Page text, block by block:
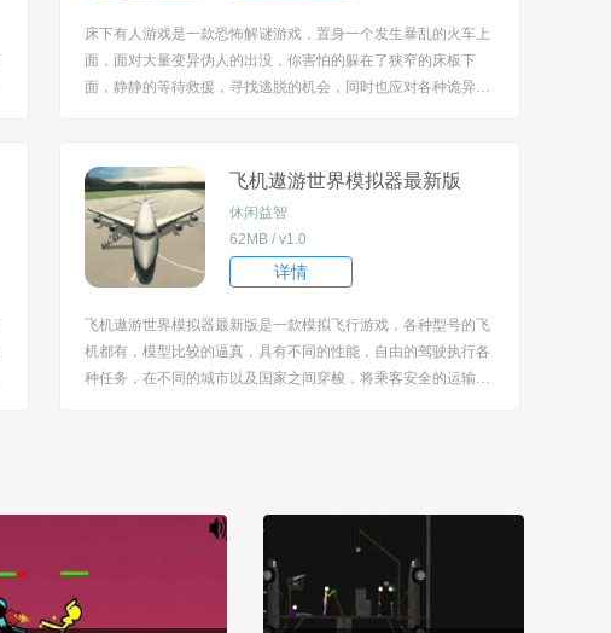
床下有人游戏是一款恐怖解谜游戏，置身一个发生暴乱的火车上
面，面对大量变异伪人的出没，你害怕的躲在了狭窄的床板下
面，静静的等待救援，寻找逃脱的机会，同时也应对各种诡异的
的恐怖场景与变异伪...
飞机遨游世界模拟器最新版
休闲益智
62MB / v1.0
详情
飞机遨游世界模拟器最新版是一款模拟飞行游戏，各种型号的飞
机都有，模型比较的逼真，具有不同的性能，自由的驾驶执行各
种任务，在不同的城市以及国家之间穿梭，将乘客安全的运输到